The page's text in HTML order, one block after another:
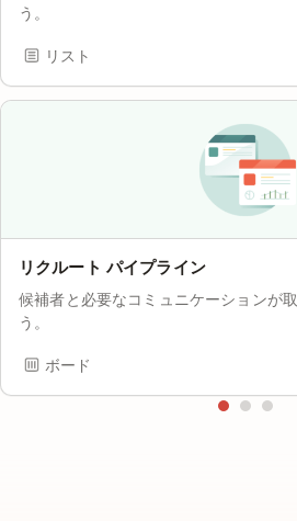
う。
リスト
リクルート パイプライン
候補者と必要なコミュニケーションが
う。
ボード